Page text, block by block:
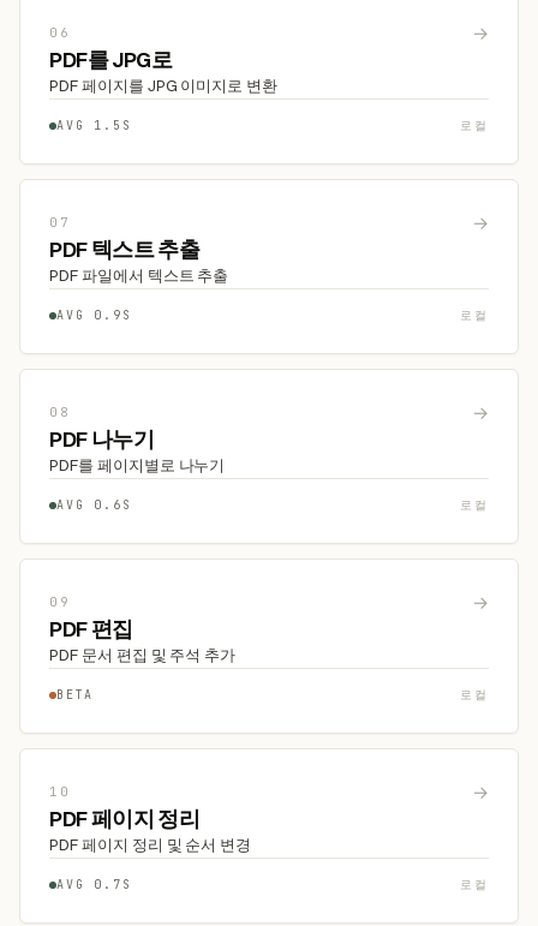
06 →
PDF를 JPG로
PDF 페이지를 JPG 이미지로 변환
AVG 1.5S 로컬
07 →
PDF 텍스트 추출
PDF 파일에서 텍스트 추출
AVG 0.9S 로컬
08 →
PDF 나누기
PDF를 페이지별로 나누기
AVG 0.6S 로컬
09 →
PDF 편집
PDF 문서 편집 및 주석 추가
BETA 로컬
10 →
PDF 페이지 정리
PDF 페이지 정리 및 순서 변경
AVG 0.7S 로컬